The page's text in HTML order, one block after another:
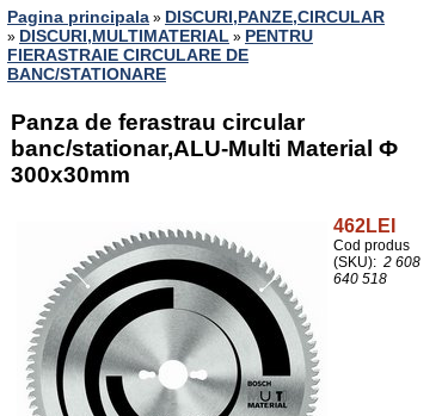
Pagina principala » DISCURI,PANZE,CIRCULAR
» DISCURI,MULTIMATERIAL » PENTRU
FIERASTRAIE CIRCULARE DE
BANC/STATIONARE
Panza de ferastrau circular
banc/stationar,ALU-Multi Material Ф
300x30mm
462LEI
Cod produs
(SKU): 2 608
640 518